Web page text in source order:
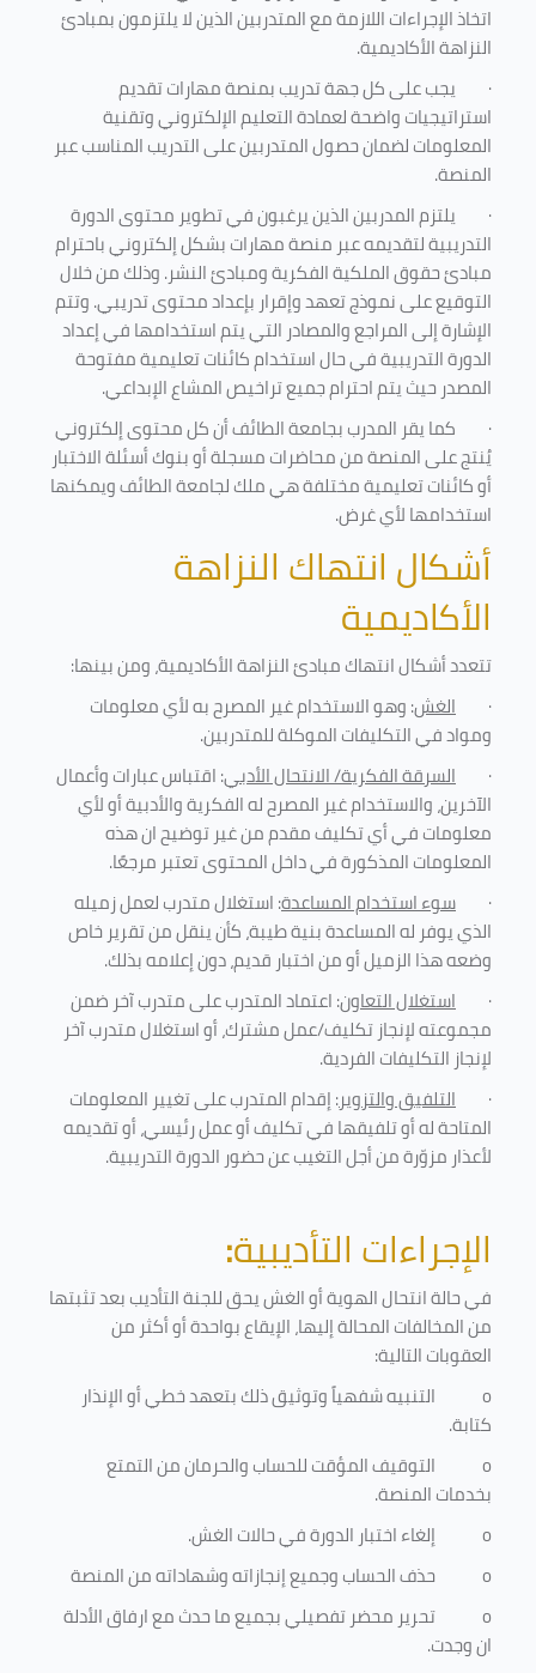
اتخاذ الإجراءات اللازمة مع المتدربين الذين لا يلتزمون بمبادئ
النزاهة الأكاديمية.
· يجب على كل جهة تدريب بمنصة مهارات تقديم
استراتيجيات واضحة لعمادة التعليم الإلكتروني وتقنية
المعلومات لضمان حصول المتدربين على التدريب المناسب عبر
المنصة.
· يلتزم المدربين الذين يرغبون في تطوير محتوى الدورة
التدريبية لتقديمه عبر منصة مهارات بشكل إلكتروني باحترام
مبادئ حقوق الملكية الفكرية ومبادئ النشر. وذلك من خلال
التوقيع على نموذج تعهد وإقرار بإعداد محتوى تدريبي. وتتم
الإشارة إلى المراجع والمصادر التي يتم استخدامها في إعداد
الدورة التدريبية في حال استخدام كائنات تعليمية مفتوحة
المصدر حيث يتم احترام جميع تراخيص المشاع الإبداعي.
· كما يقر المدرب بجامعة الطائف أن كل محتوى إلكتروني
يُنتج على المنصة من محاضرات مسجلة أو بنوك أسئلة الاختبار
أو كائنات تعليمية مختلفة هي ملك لجامعة الطائف ويمكنها
استخدامها لأي غرض.
أشكال انتهاك النزاهة
الأكاديمية
تتعدد أشكال انتهاك مبادئ النزاهة الأكاديمية، ومن بينها:
· الغش: وهو الاستخدام غير المصرح به لأي معلومات
ومواد في التكليفاتالموكلة للمتدربين.
· السرقة الفكرية/ الانتحال الأدبي: اقتباس عبارات وأعمال
الآخرين، والاستخدام غير المصرح له الفكرية والأدبية أو لأي
معلومات في أي تكليف مقدم من غير توضيح ان هذه
المعلومات المذكورة في داخل المحتوى تعتبر مرجعًا.
· سوء استخدام المساعدة: استغلال متدرب لعمل زميله
الذي يوفر له المساعدة بنية طيبة، كأن ينقل من تقرير خاص
وضعه هذا الزميل أو من اختبار قديم، دون إعلامه بذلك.
· استغلال التعاون: اعتماد المتدرب على متدرب آخر ضمن
مجموعته لإنجاز تكليف/عمل مشترك، أو استغلال متدرب آخر
لإنجاز التكليفات الفردية.
· التلفيق والتزوير: إقدام المتدرب على تغيير المعلومات
المتاحة له أو تلفيقها في تكليف أو عمل رئيسي، أو تقديمه
لأعذار مزوّرة من أجل التغيب عن حضور الدورة التدريبية.
الإجراءات التأديبية:
في حالة انتحال الهوية أو الغش يحق للجنة التأديب بعد تثبتها
من المخالفات المحالة إليها، الإيقاع بواحدة أو أكثر من
العقوبات التالية:
o
التنبيه شفهياً وتوثيق ذلك بتعهد خطي أو الإنذار
كتابة.
o
التوقيف المؤقت للحساب والحرمان من التمتع
بخدمات المنصة.
o
إلغاء اختبار الدورة في حالات الغش.
o
حذف الحساب وجميع إنجازاته وشهاداته من المنصة
o
تحرير محضر تفصيلي بجميع ما حدث مع ارفاق الأدلة
ان وجدت.